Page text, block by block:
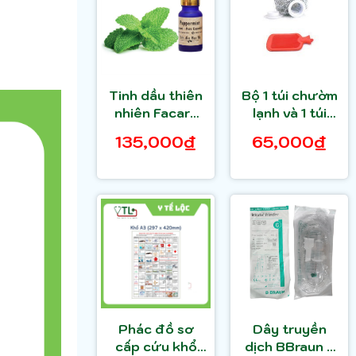
Tinh dầu thiên
nhiên Facare
10ml (BẠC
CAM NGỌT, SẢ
JAVA, HOA HỒI
)
135,000₫
Bộ 1 túi chườm
lạnh và 1 túi
cao su
65,000₫
Phác đồ sơ
cấp cứu khổ
Dây truyền
dịch BBraun -